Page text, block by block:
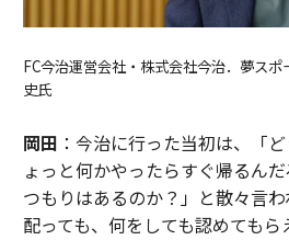
FC今治運営会社・株式会社今治．夢ス
史氏
岡田 ：今治に行った当初は、「
ょっと何かやったらすぐ帰るん
つもりはあるのか？」と散々言
配っても、何をしても認めてもら